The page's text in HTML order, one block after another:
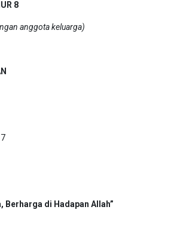
8
anggota keluarga)
Berharga di Hadapan Allah”